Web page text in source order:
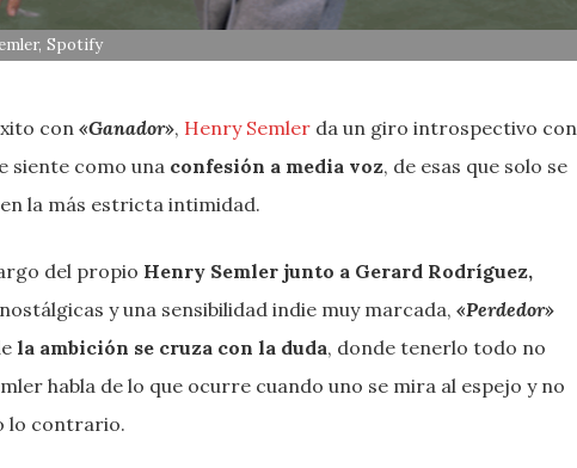
Spotify
con «Ganador», Henry Semler da un giro introspectivo con
siente como una confesión a media voz, de esas que solo se
la más estricta intimidad.
del propio Henry Semler junto a Gerard Rodríguez,
y una sensibilidad indie muy marcada, «Perdedor»
la ambición se cruza con la duda, donde tenerlo todo no
habla de lo que ocurre cuando uno se mira al espejo y no
lo contrario.